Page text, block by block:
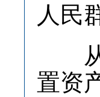
人民
从
置资